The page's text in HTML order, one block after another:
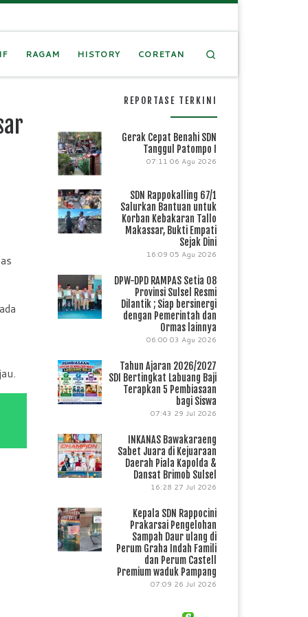
RAGAM HISTORY CORETAN
REPORTASE TERKINI
Gerak Cepat Benahi SDN
Tanggul Patompo I
07:11 06 Agu 2026
SDN Rappokalling 67/1
Salurkan Bantuan untuk
Korban Kebakaran Tallo
Makassar, Bukti Empati
Sejak Dini
16:09 05 Agu 2026
DPW-DPD RAMPAS Setia 08
Provinsi Sulsel Resmi
Dilantik ; Siap bersinergi
dengan Pemerintah dan
Ormas lainnya
06:00 03 Agu 2026
Tahun Ajaran 2026/2027
SDI Bertingkat Labuang Baji
Terapkan 5 Pembiasaan
bagi Siswa
07:43 29 Jul 2026
INKANAS Bawakaraeng
Sabet Juara di Kejuaraan
Daerah Piala Kapolda &
Dansat Brimob Sulsel
16:28 27 Jul 2026
Kepala SDN Rappocini
Prakarsai Pengelohan
Sampah Daur ulang di
Perum Graha Indah Famili
dan Perum Castell
Premium waduk Pampang
07:09 26 Jul 2026